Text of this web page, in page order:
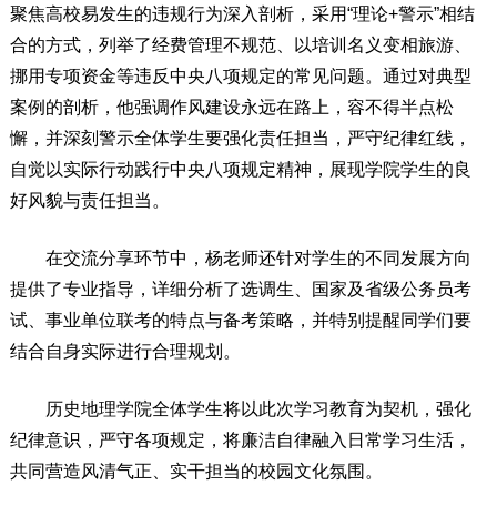
聚焦高校易发生的违规行为深入剖析，采用“理论+警示”相结
合的方式，列举了经费管理不规范、以培训名义变相旅游、
挪用专项资金等违反中央八项规定的常见问题。通过对典型
案例的剖析，他强调作风建设永远在路上，容不得半点松
懈，并深刻警示全体学生要强化责任担当，严守纪律红线，
自觉以实际行动践行中央八项规定精神，展现学院学生的良
好风貌与责任担当。
在交流分享环节中，杨老师还针对学生的不同发展方向
提供了专业指导，详细分析了选调生、国家及省级公务员考
试、事业单位联考的特点与备考策略，并特别提醒同学们要
结合自身实际进行合理规划。
历史地理学院全体学生将以此次学习教育为契机，强化
纪律意识，严守各项规定，将廉洁自律融入日常学习生活，
共同营造风清气正、实干担当的校园文化氛围。